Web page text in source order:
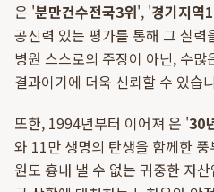
은 '분만건수전국3위', '경기지역
공신력 있는 평가를 통해 그 실
병원 스스로의 주장이 아닌, 수
결과이기에 더욱 신뢰할 수 있습
또한, 1994년부터 이어져 온 '30
와 11만 생명의 탄생을 함께한
원도 흉내 낼 수 없는 귀중한 자